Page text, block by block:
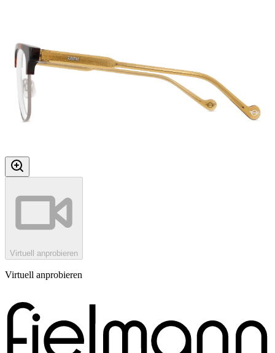
Virtuell anprobieren
Virtuell anprobieren